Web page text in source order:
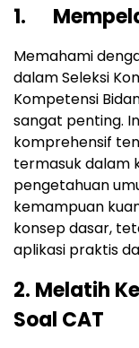
1.
Memahami
dalam Seleksi
Kompetensi
sangat penting.
komprehensif
termasuk dalam
pengetahuan
kemampuan
konsep dasar,
aplikasi praktis
2. Melatih
Soal CAT